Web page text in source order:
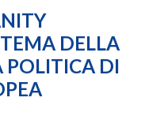
DELLA
POLITICA DI